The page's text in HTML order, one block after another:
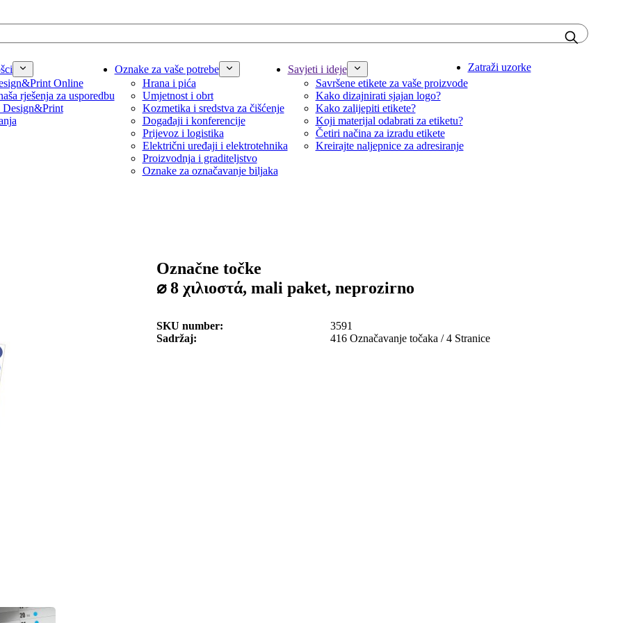
Online
rješenja za usporedbu
Design&Print
Oznake za vaše potrebe
Hrana i pića
Umjetnost i obrt
Kozmetika i sredstva za čišćenje
Događaji i konferencije
Prijevoz i logistika
Električni uređaji i elektrotehnika
Proizvodnja i graditeljstvo
Oznake za označavanje biljaka
Savjeti i ideje
Savršene etikete za vaše proizvode
Kako dizajnirati sjajan logo?
Kako zalijepiti etikete?
Koji materijal odabrati za etiketu?
Četiri načina za izradu etikete
Kreirajte naljepnice za adresiranje
Zatraži uzorke
Označne točke
⌀ 8 χιλιοστά, mali paket, neprozirno
SKU number
3591
Sadržaj
416 Označavanje točaka / 4 Stranice